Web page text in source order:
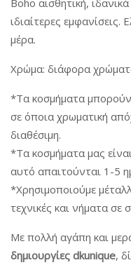
ιδιαίτερες
μέρα.
Χρώμα: διάφορα
*Τα κοσμήματα
σε όποια χρωματική
διαθέσιμη.
*Τα κοσμήματα μας
αυτό απαιτούνται 1-5
*Χρησιμοποιούμε
τεχνικές και νήματα
Με πολλή αγάπη και
δημιουργίες dkunique,